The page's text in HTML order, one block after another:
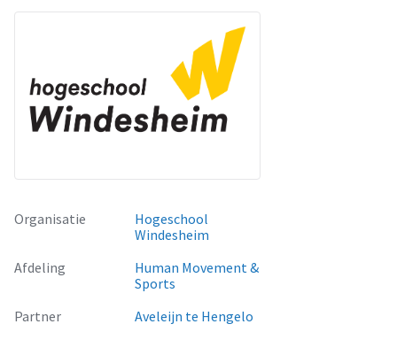
De verschillende contacten die de therapeut met de
betrokkenen van de cliënt heeft, zorgen ervoor dat de cliënt
het geleerde beter gaat toepassen in de praktijk. Daarnaast
is gebleken dat naast het aanbod binnen de therapie, het
aanbod buiten de therapie erg belangrijk is.
Huiswerkopdrachten die zijn afgestemd op het doel, op de
Organisatie
Hogeschool
Windesheim
Afdeling
Human Movement &
Sports
Partner
Aveleijn te Hengelo